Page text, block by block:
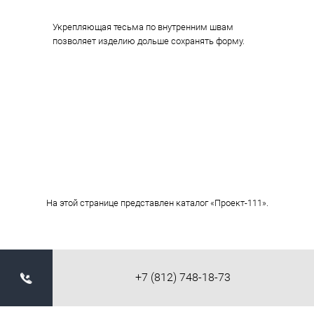
Укрепляющая тесьма по внутренним швам
позволяет изделию дольше сохранять форму.
На этой странице представлен каталог «Проект-111».
+7 (812) 748-18-73